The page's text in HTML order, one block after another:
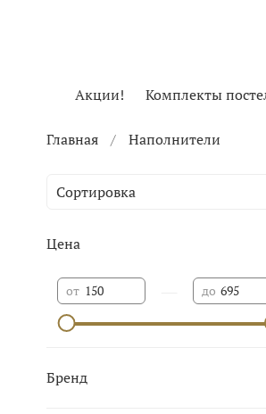
Акции! Комплекты
Главная Наполнители
Цена
от до
Бренд